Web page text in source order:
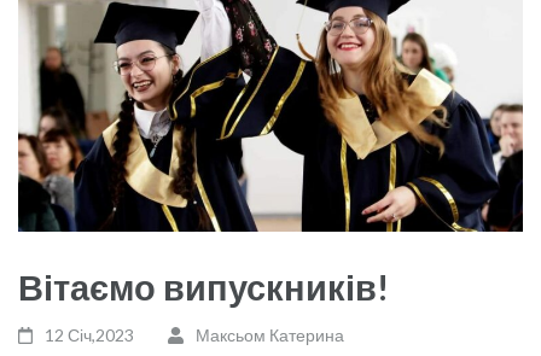
Вітаємо випускників!
12 Січ,2023
Максьом Катерина